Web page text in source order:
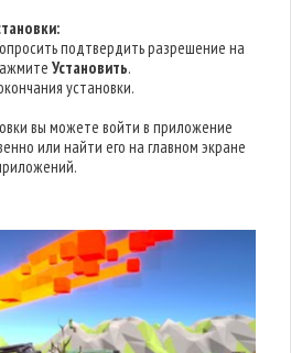
подтвердить разрешение на
Установить.
установки.
вы можете войти в приложение
или найти его на главном экране